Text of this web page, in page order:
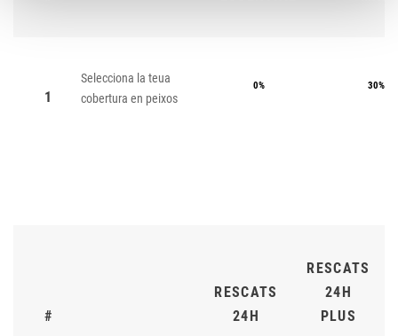
1
Selecciona la teua
cobertura en peixos
0% 30%
#
RESCATS
24H
RESCATS
24H
PLUS